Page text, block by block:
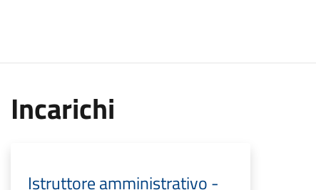
Incarichi
Istruttore amministrativo -